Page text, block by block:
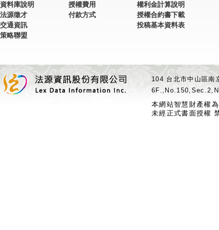
資料庫說明
法源徵才
交通資訊
策略聯盟
授權費用
付款方式
權利金計算說明
授權合約書下載
投稿基本資料表
104 台北市中山區
本網站智慧財產權
未經正式書面授權